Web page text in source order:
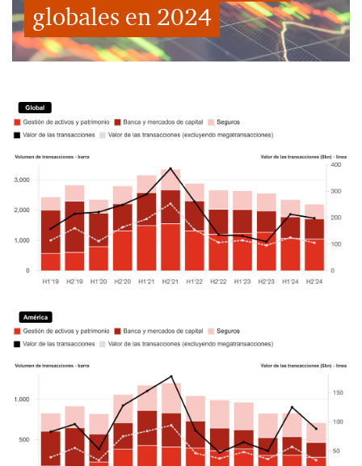
globales en 2024